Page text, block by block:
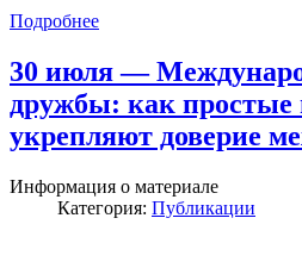
Подробнее
30 июля —
дружбы: как простые
укрепляют доверие
Информация о материале
Категория: Публикации